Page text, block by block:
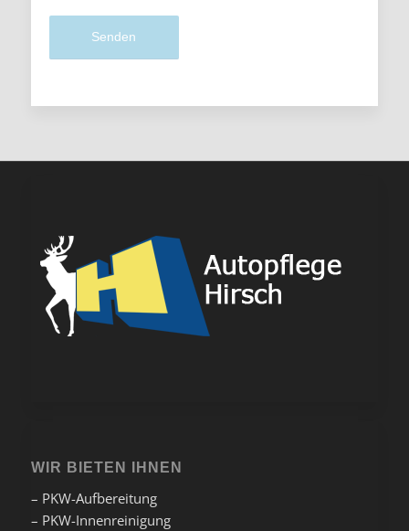
WIR BIETEN IHNEN
– PKW-Aufbereitung
– PKW-Innenreinigung